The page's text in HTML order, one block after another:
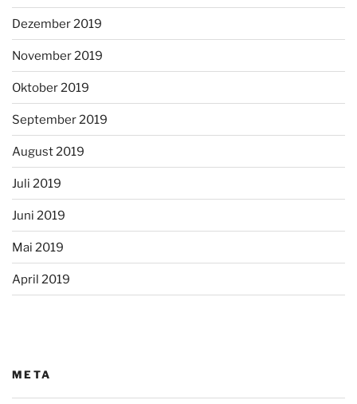
Dezember 2019
November 2019
Oktober 2019
September 2019
August 2019
Juli 2019
Juni 2019
Mai 2019
April 2019
META